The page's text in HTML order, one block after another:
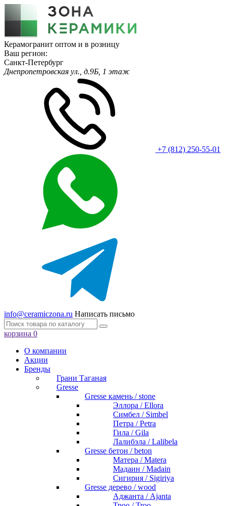
Керамогранит оптом и в розницу
Ваш регион:
Санкт-Петербург
Днепропетровская ул., д.9Б, 1 этаж
+7 (812) 250-55-01
info@ceramiczona.ru Написать письмо
корзина 0
О компании
Акции
Бренды
Грани Таганая
Gresse
Gresse камень / stone
Эллора / Ellora
Симбел / Simbel
Петра / Petra
Гила / Gila
Лалибэла / Lalibela
Gresse бетон / beton
Матера / Matera
Мадаин / Madain
Сигирия / Sigiriya
Gresse дерево / wood
Аджанта / Ajanta